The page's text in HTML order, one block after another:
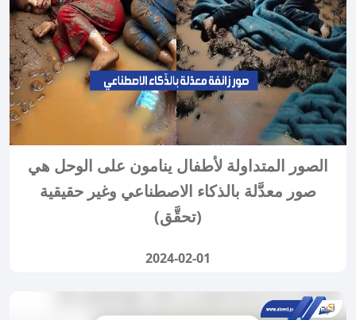
الصور المتداولة لأطفال ينامون على الوحل هي
صور معدَّلة بالذكاء الاصطناعي وغير حقيقية
(تحقَّق)
2024-02-01